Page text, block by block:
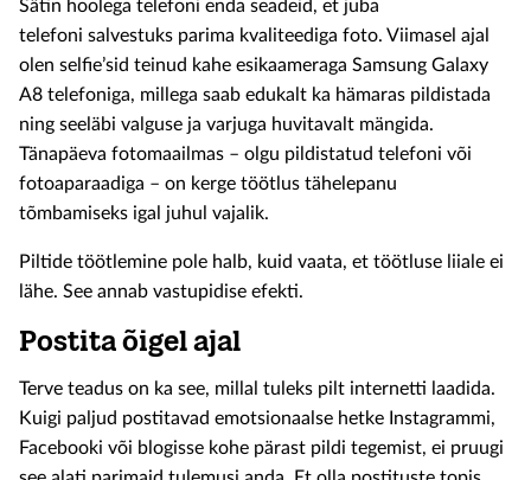
Sätin hoolega telefoni enda seadeid, et juba
telefoni salvestuks parima kvaliteediga foto. Viimasel ajal
olen selfie’sid teinud kahe esikaameraga Samsung Galaxy
A8 telefoniga, millega saab edukalt ka hämaras pildistada
ning seeläbi valguse ja varjuga huvitavalt mängida.
Tänapäeva fotomaailmas – olgu pildistatud telefoni või
fotoaparaadiga – on kerge töötlus tähelepanu
tõmbamiseks igal juhul vajalik.
Piltide töötlemine pole halb, kuid vaata, et töötluse liiale ei
lähe. See annab vastupidise efekti.
Postita õigel ajal
Terve teadus on ka see, millal tuleks pilt internetti laadida.
Kuigi paljud postitavad emotsionaalse hetke Instagrammi,
Facebooki või blogisse kohe pärast pildi tegemist, ei pruugi